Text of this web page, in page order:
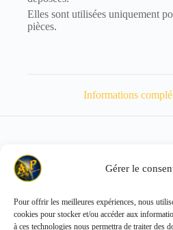
Gérer le
Pour offrir les meilleures expériences, nous
cookies pour stocker et/ou accéder aux
à ces technologies nous permettra de traiter des
Elles sont utilisées uniquement
pièces.
Informations
Poids 220
Copyright © 2026 - ALL